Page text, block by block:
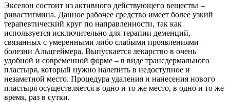
Экселон состоит из активного действующего вещества –
ривастигмина. Данное рабочее средство имеет более узкий
терапевтический круг по направленности, так как
используется исключительно для терапии деменций,
связанных с умеренными либо слабыми проявлениями
болезни Альцгеймера. Выпускается лекарство в очень
удобной и современной форме – в виде трансдермального
пластыря, который нужно налепить в недоступное и
незаметной место. Процедура удаления и нанесения нового
пластыря осуществляется в одно и то же место, в одно и то же
время, раз в сутки.